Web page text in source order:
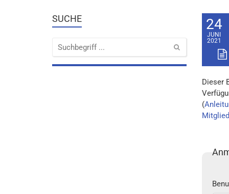
SUCHE 24
JUNI
2021
Dieser
(